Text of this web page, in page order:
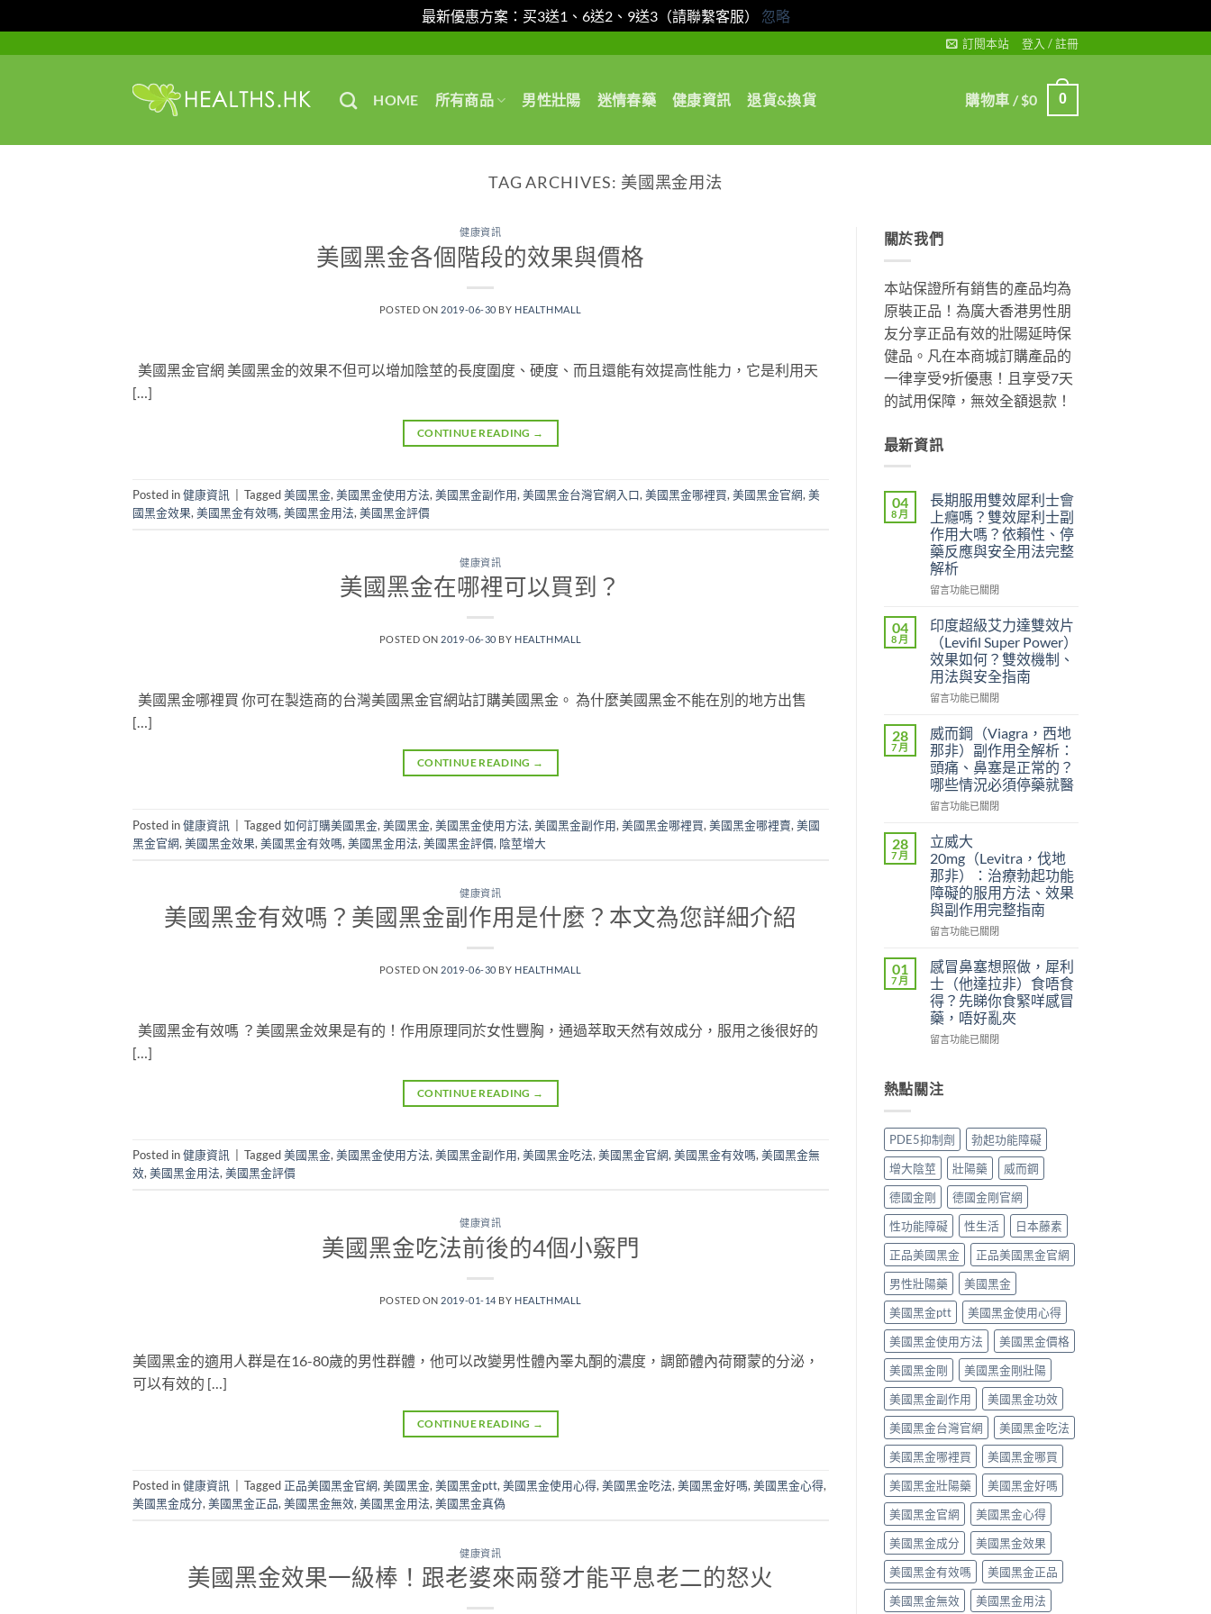
最新優惠方案：买3送1、6送2、9送3（請聯繫客服） 忽略
訂閱本站 登入 / 註冊
HOME 所有商品 男性壯陽 迷情春藥 健康資訊 退貨&換貨 購物車 /$0 0
TAG ARCHIVES: 美國黑金用法
健康資訊
美國黑金各個階段的效果與價格
POSTED ON 2019-06-30 BY HEALTHMALL
美國黑金官網 美國黑金的效果不但可以增加陰莖的長度圍度、硬度、而且還能有效提高性能力，它是利用天
[…]
CONTINUE READING →
Posted in健康資訊 Tagged美國黑金, 美國黑金使用方法, 美國黑金副作用, 美國黑金台灣官網入口, 美國黑金哪裡買, 美國黑金官網, 美
國黑金效果, 美國黑金有效嗎, 美國黑金用法, 美國黑金評價
健康資訊
美國黑金在哪裡可以買到？
POSTED ON 2019-06-30 BY HEALTHMALL
美國黑金哪裡買 你可在製造商的台灣美國黑金官網站訂購美國黑金。 為什麼美國黑金不能在別的地方出售
[…]
CONTINUE READING →
Posted in健康資訊 Tagged如何訂購美國黑金, 美國黑金, 美國黑金使用方法, 美國黑金副作用, 美國黑金哪裡買, 美國黑金哪裡賣, 美國
黑金官網, 美國黑金效果, 美國黑金有效嗎, 美國黑金用法, 美國黑金評價, 陰莖增大
健康資訊
美國黑金有效嗎？美國黑金副作用是什麼？本文為您詳細介紹
POSTED ON 2019-06-30 BY HEALTHMALL
美國黑金有效嗎 ？美國黑金效果是有的！作用原理同於女性豐胸，通過萃取天然有效成分，服用之後很好的
[…]
CONTINUE READING →
Posted in健康資訊 Tagged美國黑金,美國黑金使用方法,美國黑金副作用,美國黑金吃法,美國黑金官網,美國黑金有效嗎,美國黑金無
效,美國黑金用法,美國黑金評價
健康資訊
美國黑金吃法前後的4個小竅門
POSTED ON 2019-01-14 BY HEALTHMALL
美國黑金的適用人群是在16-80歲的男性群體，他可以改變男性體內睪丸酮的濃度，調節體內荷爾蒙的分泌，
可以有效的 […]
CONTINUE READING →
Posted in健康資訊 Tagged 正品美國黑金官網, 美國黑金, 美國黑金ptt, 美國黑金使用心得, 美國黑金吃法, 美國黑金好嗎, 美國黑金心得,
美國黑金成分, 美國黑金正品, 美國黑金無效, 美國黑金用法, 美國黑金真偽
健康資訊
美國黑金效果一級棒！跟老婆來兩發才能平息老二的怒火
關於我們
本站保證所有銷售的產品均為
原裝正品！為廣大香港男性朋
友分享正品有效的壯陽延時保
健品。凡在本商城訂購產品的
一律享受9折優惠！且享受7天
的試用保障，無效全額退款！
最新資訊
04
8 月
長期服用雙效犀利士會
上癮嗎？雙效犀利士副
作用大嗎？依賴性、停
藥反應與安全用法完整
解析
在
期
服
用
雙
效
犀
士
會
上
癮
嗎？
雙
犀
利
士
副
作
用
大
賴
性、
停
藥
反
安
全
完
整
解
析〉
中
留言功能已關閉
04
8 月
印度超級艾力達雙效片
（Levifil Super Power）
效果如何？雙效機制、
用法與安全指南
在
度
超
級
艾
力
達
效
片
（Levifil
Super
Power）
效
果
何？
雙
效
機
制、
用
安
全
南〉
中
留言功能已關閉
28
7 月
威而鋼（Viagra，西地
那非）副作用全解析：
頭痛、鼻塞是正常的？
哪些情況必須停藥就醫
在
而
鋼
（Viagra，
西
地
那
非）
用
全
解
析：
頭
塞
是
常
的？
哪
些
情
況
必
須
停
藥
就
醫〉
中
留言功能已關閉
28
7 月
立威大
20mg（Levitra，伐地
那非）：治療勃起功能
障礙的服用方法、效果
與副作用完整指南
在
威
大
20mg（Levitra，
伐
地
那
療
勃
功
能
障
礙
的
服
用
方
法、
效
果
與
副
作
用
完
整
指
南〉
中
留言功能已關閉
01
7 月
感冒鼻塞想照做，犀利
士（他達拉非）食唔食
得？先睇你食緊咩感冒
藥，唔好亂夾
在
鼻
塞
照
做，
犀
利
士
（他
達
拉
非）
食
唔
食
得？
先
睇
你
食
緊
咩
感
冒
藥，
唔
好
亂
夾〉
中
留言功能已關閉
熱點關注
PDE5抑制劑
勃起功能障礙
增大陰莖
壯陽藥
威而鋼
德國金剛
德國金剛官網
性功能障礙
性生活
日本藤素
正品美國黑金
正品美國黑金官網
男性壯陽藥
美國黑金
美國黑金ptt
美國黑金使用心得
美國黑金使用方法
美國黑金價格
美國黑金剛
美國黑金剛壯陽
美國黑金副作用
美國黑金功效
美國黑金台灣官網
美國黑金吃法
美國黑金哪裡買
美國黑金哪買
美國黑金壯陽藥
美國黑金好嗎
美國黑金官網
美國黑金心得
美國黑金成分
美國黑金效果
美國黑金有效嗎
美國黑金正品
美國黑金無效
美國黑金用法